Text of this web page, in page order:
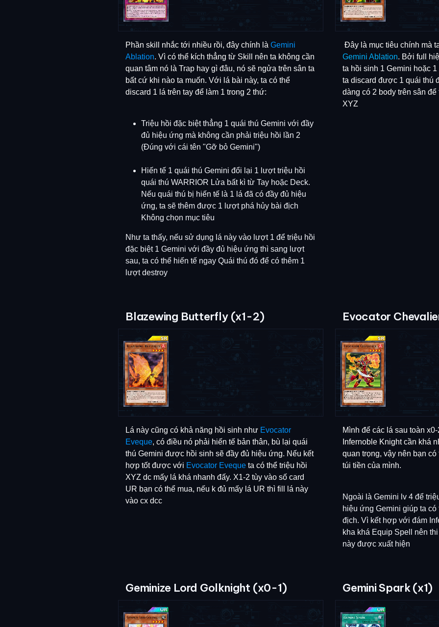
Phần skill nhắc tới nhiều rồi, đây chính là Gemini
Ablation. Vì có thể kích thẳng từ Skill nên ta không cần
quan tâm nó là Trap hay gì đâu, nó sẽ ngửa trên sân ta
bất cứ khi nào ta muốn. Với lá bài này, ta có thể
discard 1 lá trên tay để làm 1 trong 2 thứ:
Triệu hồi đặc biệt thẳng 1 quái thú Gemini với đầy
đủ hiệu ứng mà không cần phải triệu hồi lần 2
(Đúng với cái tên "Gỡ bỏ Gemini")
Hiến tế 1 quái thú Gemini đổi lại 1 lượt triệu hồi
quái thú WARRIOR Lửa bất kì từ Tay hoặc Deck.
Nếu quái thú bị hiến tế là 1 lá đã có đầy đủ hiệu
ứng, ta sẽ thêm được 1 lượt phá hủy bài địch
Không chọn mục tiêu
Như ta thấy, nếu sử dụng lá này vào lượt 1 để triệu hồi
đặc biệt 1 Gemini với đầy đủ hiệu ứng thì sang lượt
sau, ta có thể hiến tế ngay Quái thú đó để có thêm 1
lượt destroy
Đây là mục tiêu chính mà
Gemini Ablation. Bởi full
ta hồi sinh 1 Gemini hoặc
ta discard được 1 quái thú
dàng có 2 body trên sân
XYZ
Blazewing Butterfly (x1-2)
Lá này cũng có khả năng hồi sinh như Evocator
Eveque, có điều nó phải hiến tế bản thân, bù lại quái
thú Gemini được hồi sinh sẽ đầy đủ hiệu ứng. Nếu kết
hợp tốt được với Evocator Eveque ta có thể triệu hồi
XYZ dc mấy lá khá nhanh đấy. X1-2 tùy vào số card
UR bạn có thể mua, nếu k đủ mấy lá UR thì fill lá này
vào cx dcc
Evocator
Mình để các lá sau toàn
Infernoble Knight cần khá
quan trọng, vậy nên bạn
túi tiền của mình.
Ngoài là Gemini lv 4 để
hiệu ứng Gemini giúp ta
địch. Vì kết hợp với đám
kha khá Equip Spell nên
này được xuất hiện
Geminize Lord Golknight (x0-1) Gemini Spark (x1)